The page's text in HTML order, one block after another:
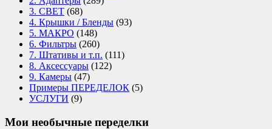
3. СВЕТ (68)
4. Крышки / Бленды (93)
5. МАКРО (148)
6. Фильтры (260)
7. Штативы и т.п. (111)
8. Аксессуары (122)
9. Камеры (47)
Примеры ПЕРЕДЕЛОК (5)
УСЛУГИ (9)
Мои необычные переделки